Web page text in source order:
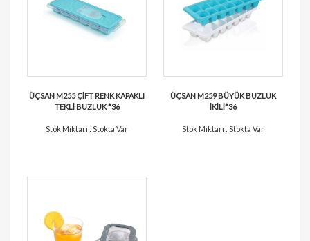
ÜÇSAN M255 ÇİFT RENK KAPAKLI
TEKLİ BUZLUK *36
Stok Miktarı : Stokta Var
ÜÇSAN M259 BÜYÜK BUZLUK
İKİLİ*36
Stok Miktarı : Stokta Var